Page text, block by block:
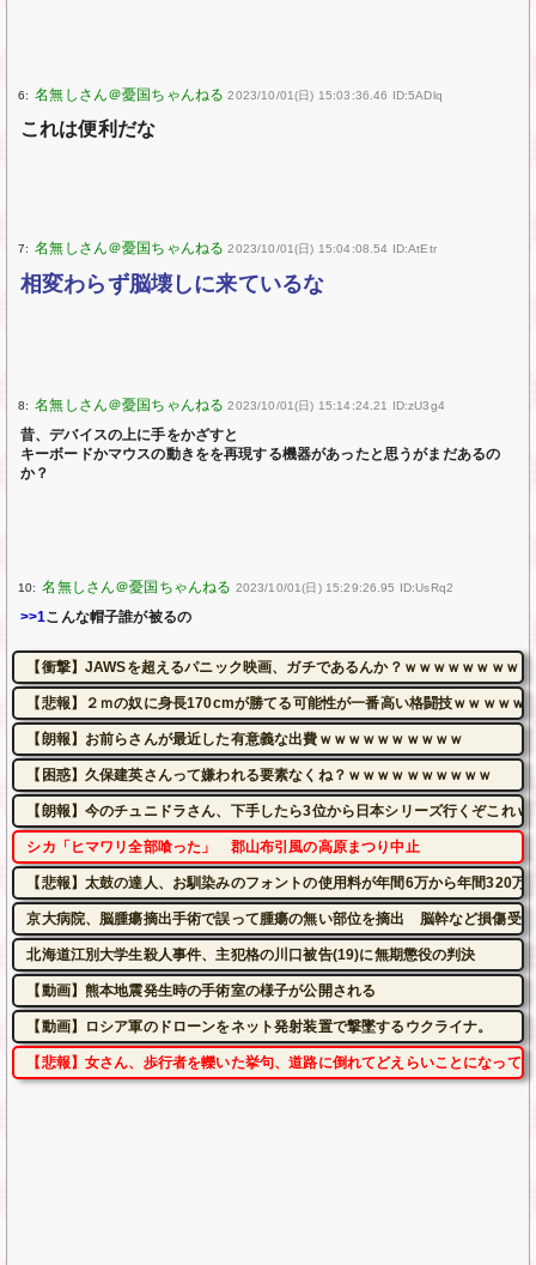
6: 2023/10/01(日) 15:03:36.46 ID:5ADlq
これは便利だな
7: 2023/10/01(日) 15:04:08.54 ID:AtEtr
相変わらず脳壊しに来ているな
8: 2023/10/01(日) 15:14:24.21 ID:zU3g4
昔、デバイスの上に手をかざすと
キーボードかマウスの動きをを再現する機器があったと思うがまだあるの
か？
10: 2023/10/01(日) 15:29:26.95 ID:UsRq2
>>1こんな帽子誰が被るの
【衝撃】JAWSを超えるパニック映画、ガチであるんか？ｗｗｗｗｗｗｗｗ
【悲報】２ｍの奴に身長170cmが勝てる可能性が一番高い格闘技ｗｗｗｗｗ
【朗報】お前らさんが最近した有意義な出費ｗｗｗｗｗｗｗｗｗｗ
【困惑】久保建英さんって嫌われる要素なくね？ｗｗｗｗｗｗｗｗｗｗ
【朗報】今のチュニドラさん、下手したら3位から日本シリーズ行くぞこれ
シカ「ヒマワリ全部喰った」 郡山布引風の高原まつり中止
【悲報】太鼓の達人、お馴染みのフォントの使用料が年間6万から年間320万
京大病院、脳腫瘍摘出手術で誤って腫瘍の無い部位を摘出 脳幹など損傷受
北海道江別大学生殺人事件、主犯格の川口被告(19)に無期懲役の判決
【動画】熊本地震発生時の手術室の様子が公開される
【動画】ロシア軍のドローンをネット発射装置で撃墜するウクライナ。
【悲報】女さん、歩行者を轢いた挙句、道路に倒れてどえらいことになって